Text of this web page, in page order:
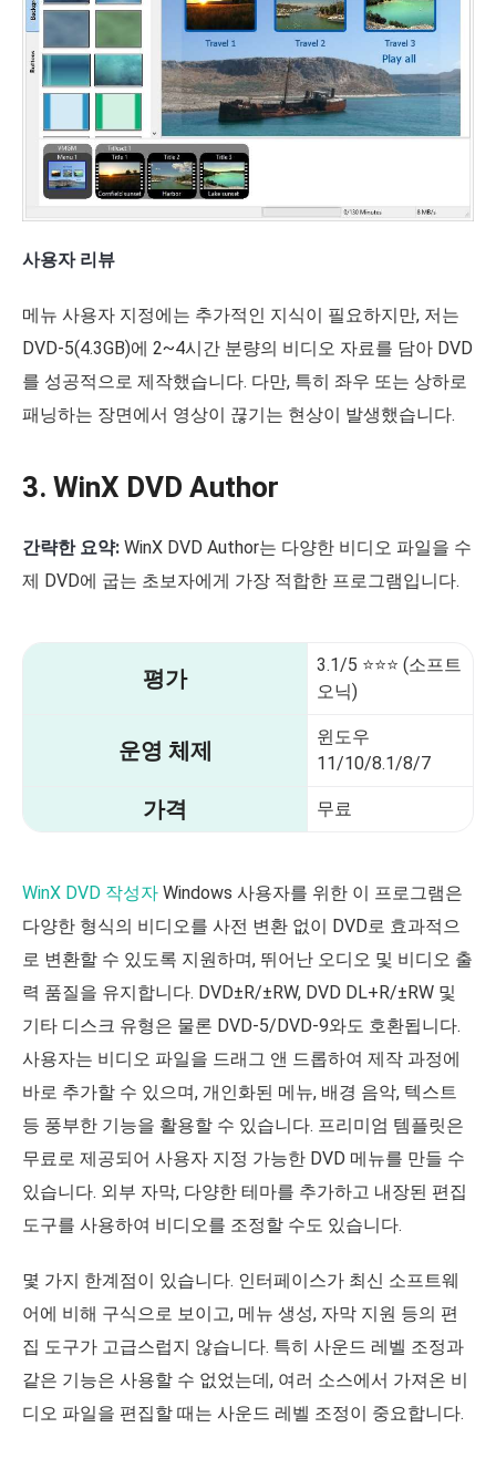
사용자 리뷰
메뉴 사용자 지정에는 추가적인 지식이 필요하지만, 저는
DVD-5(4.3GB)에 2~4시간 분량의 비디오 자료를 담아 DVD
를 성공적으로 제작했습니다. 다만, 특히 좌우 또는 상하로
패닝하는 장면에서 영상이 끊기는 현상이 발생했습니다.
3. WinX DVD Author
간략한 요약: WinX DVD Author는 다양한 비디오 파일을 수
제 DVD에 굽는 초보자에게 가장 적합한 프로그램입니다.
평가
3.1/5 ⭐⭐⭐ (소프트
오닉)
운영 체제
윈도우
11/10/8.1/8/7
가격 무료
WinX DVD 작성자 Windows 사용자를 위한 이 프로그램은
다양한 형식의 비디오를 사전 변환 없이 DVD로 효과적으
로 변환할 수 있도록 지원하며, 뛰어난 오디오 및 비디오 출
력 품질을 유지합니다. DVD±R/±RW, DVD DL+R/±RW 및
기타 디스크 유형은 물론 DVD-5/DVD-9와도 호환됩니다.
사용자는 비디오 파일을 드래그 앤 드롭하여 제작 과정에
바로 추가할 수 있으며, 개인화된 메뉴, 배경 음악, 텍스트
등 풍부한 기능을 활용할 수 있습니다. 프리미엄 템플릿은
무료로 제공되어 사용자 지정 가능한 DVD 메뉴를 만들 수
있습니다. 외부 자막, 다양한 테마를 추가하고 내장된 편집
도구를 사용하여 비디오를 조정할 수도 있습니다.
몇 가지 한계점이 있습니다. 인터페이스가 최신 소프트웨
어에 비해 구식으로 보이고, 메뉴 생성, 자막 지원 등의 편
집 도구가 고급스럽지 않습니다. 특히 사운드 레벨 조정과
같은 기능은 사용할 수 없었는데, 여러 소스에서 가져온 비
디오 파일을 편집할 때는 사운드 레벨 조정이 중요합니다.